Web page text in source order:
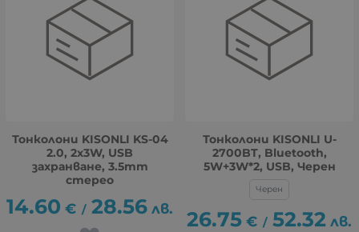
Тонколони KISONLI KS-04
2.0, 2x3W, USB
захранване, 3.5mm
стерео
14.60 € / 28.56 лв.
Тонколони KISONLI U-
2700BT, Bluetooth,
5W+3W*2, USB, Черен
Черен
26.75 € / 52.32 лв.